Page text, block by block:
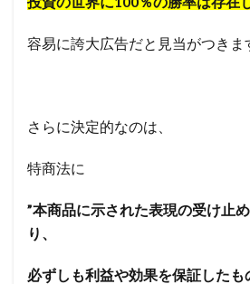
容易に誇大広告だと見当がつきま
さらに決定的なのは、
特商法に
”本商品に示された表現の受け止
り、
必ずしも利益や効果を保証した